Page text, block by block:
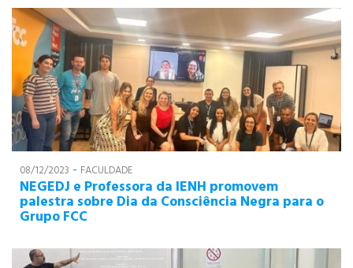
08/12/2023 - FACULDADE
NEGEDJ e Professora da IENH promovem
palestra sobre Dia da Consciência Negra para o
Grupo FCC